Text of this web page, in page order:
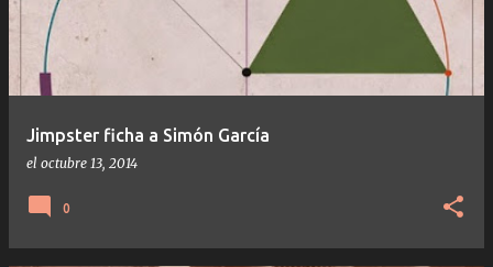
Jimpster ficha a Simón García
el octubre 13, 2014
0